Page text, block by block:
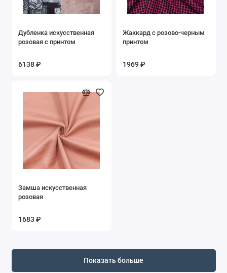
Дубленка искусственная
розовая с принтом
6138 ₽
Жаккард с розово-черным
принтом
1969 ₽
Замша искусственная
розовая
1683 ₽
Показать больше